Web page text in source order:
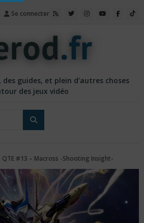
Se connecter
guides, et plein d'autres choses
des jeux vidéo
QTE #13 – Macross -Shooting Insight-